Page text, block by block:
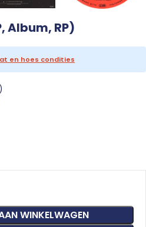
Album, RP)
en hoes condities
WINKELWAGEN